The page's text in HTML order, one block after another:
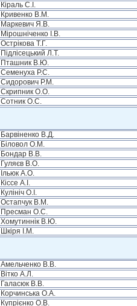
Кіраль С.І.
Кривенко В.М.
Маркевич Я.В.
Мірошніченко І.В.
Острікова Т.Г.
Підлісецький Л.Т.
Пташник В.Ю.
Семенуха Р.С.
Сидорович Р.М.
Скрипник О.О.
Сотник О.С.
Барвіненко В.Д.
Біловол О.М.
Бондар В.В.
Гуляєв В.О.
Ільюк А.О.
Кіссе А.І.
Кулініч О.І.
Остапчук В.М.
Пресман О.С.
Хомутиннік В.Ю.
Шкіря І.М.
Амельченко В.В.
Вітко А.Л.
Галасюк В.В.
Корчинська О.А.
Купрієнко О.В.